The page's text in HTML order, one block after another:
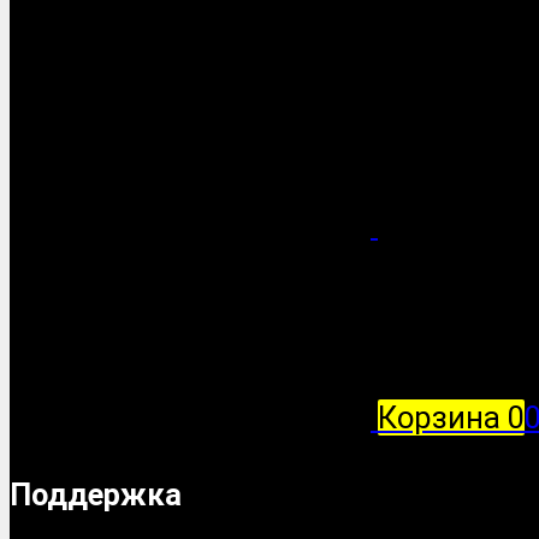
Корзина 0
Поддержка